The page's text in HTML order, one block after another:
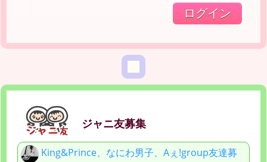
ジャニ友募集
King&Prince、なにわ男子、Aぇ!group友達募